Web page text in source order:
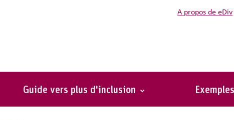
A propos de eDiv
Guide vers plus d'inclusion
Vie privée (protection des
politique ? Ou bien vous voulez connaître la diversité de la composition
cet effet ? Assurez-vous d'être bien préparé afin de respecter à tout